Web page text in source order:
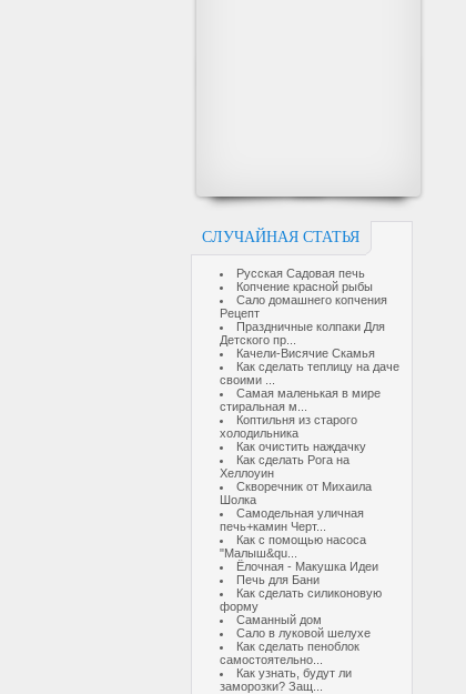
СЛУЧАЙНАЯ СТАТЬЯ
Русская Садовая печь
Копчение красной рыбы
Сало домашнего копчения
Рецепт
Праздничные колпаки Для
Детского пр...
Качели-Висячие Скамья
Как сделать теплицу на даче
своими ...
Самая маленькая в мире
стиральная м...
Коптильня из старого
холодильника
Как очистить наждачку
Как сделать Рога на
Хеллоуин
Скворечник от Михаила
Шолка
Самодельная уличная
печь+камин Черт...
Как с помощью насоса
"Малыш&qu...
Ёлочная - Макушка Идеи
Печь для Бани
Как сделать силиконовую
форму
Саманный дом
Сало в луковой шелухе
Как сделать пеноблок
самостоятельно...
Как узнать, будут ли
заморозки? Защ...